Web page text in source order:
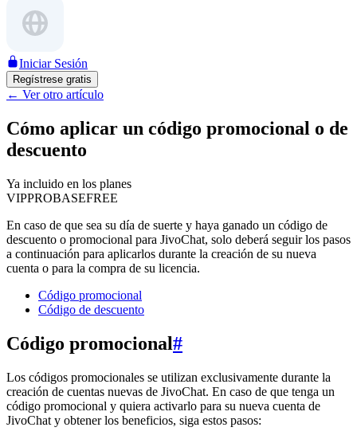
Iniciar Sesión
Regístrese gratis
← Ver otro artículo
Cómo aplicar un código promocional o de
descuento
Ya incluido en los planes
VIPPROBASEFREE
En caso de que sea su día de suerte y haya ganado un código de
descuento o promocional para JivoChat, solo deberá seguir los pasos
a continuación para aplicarlos durante la creación de su nueva
cuenta o para la compra de su licencia.
Código promocional
Código de descuento
Código promocional#
Los códigos promocionales se utilizan exclusivamente durante la
creación de cuentas nuevas de JivoChat. En caso de que tenga un
código promocional y quiera activarlo para su nueva cuenta de
JivoChat y obtener los beneficios, siga estos pasos: